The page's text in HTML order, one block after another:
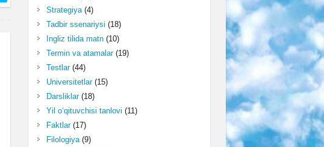
Strategiya(4)
Tadbir ssenariysi (18)
Ingliz tilida matn(10)
Termin va atamalar(19)
Testlar(44)
Universitetlar(15)
Darsliklar(18)
Yil o‘qituvchisi tanlovi (11)
Faktlar(17)
Filologiya(9)